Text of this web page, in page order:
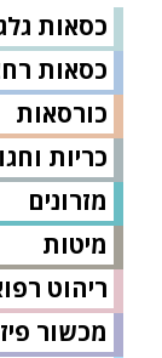
כסאות
כסאות
כורסאות
כריות
מזרונים
מיטות
ריהוט
מכשור